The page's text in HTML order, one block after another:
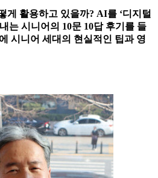
게 활용하고 있을까? AI를 ‘디지털
는 시니어의 10문 10답 후기를 들
시니어 세대의 현실적인 팁과 영